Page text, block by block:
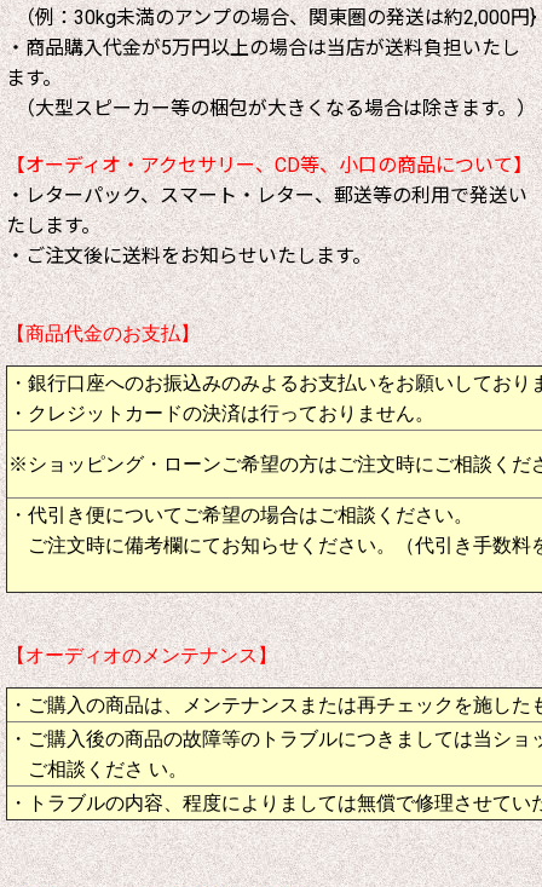
（例：30kg未満のアンプの場合、関東圏の発送は約2,000円}
・商品購入代金が5万円以上の場合は当店が送料負担いたし
ます。
（大型スピーカー等の梱包が大きくなる場合は除きます。）
【オーディオ・アクセサリー、CD等、小口の商品について】
・レターパック、スマート・レター、郵送等の利用で発送い
たします。
・ご注文後に送料をお知らせいたします。
【商品代金のお支払】
・銀行口座へのお振込みのみよるお支払いをお願いしており
・クレジットカードの決済は行っておりません。
※ショッピング・ローンご希望の方はご注文時にご相談くだ
・代引き便についてご希望の場合はご相談ください。
ご注文時に備考欄にてお知らせください。（代引き手数料
【オーディオのメンテナンス】
・ご購入の商品は、メンテナンスまたは再チェックを施し
・ご購入後の商品の故障等のトラブルにつきましては当ショ
ご相談くださ い。
・トラブルの内容、程度によりましては無償で修理させてい